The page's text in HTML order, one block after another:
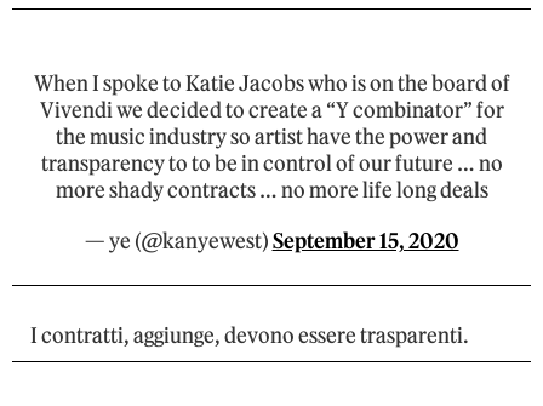
When I spoke to Katie Jacobs who is on the board of
Vivendi we decided to create a “Y combinator” for
the music industry so artist have the power and
transparency to to be in control of our future … no
more shady contracts … no more life long deals
— ye (@kanyewest)September 15, 2020
I contratti, aggiunge, devono essere trasparenti.